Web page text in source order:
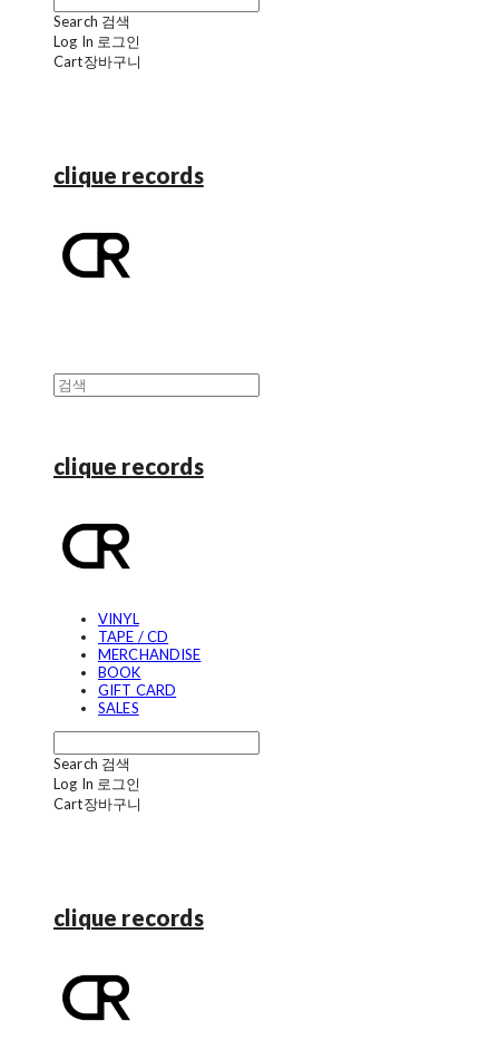
Search 검색
Log In 로그인
Cart장바구니
clique records
clique records
VINYL
TAPE / CD
MERCHANDISE
BOOK
GIFT CARD
SALES
Search 검색
Log In 로그인
Cart장바구니
clique records